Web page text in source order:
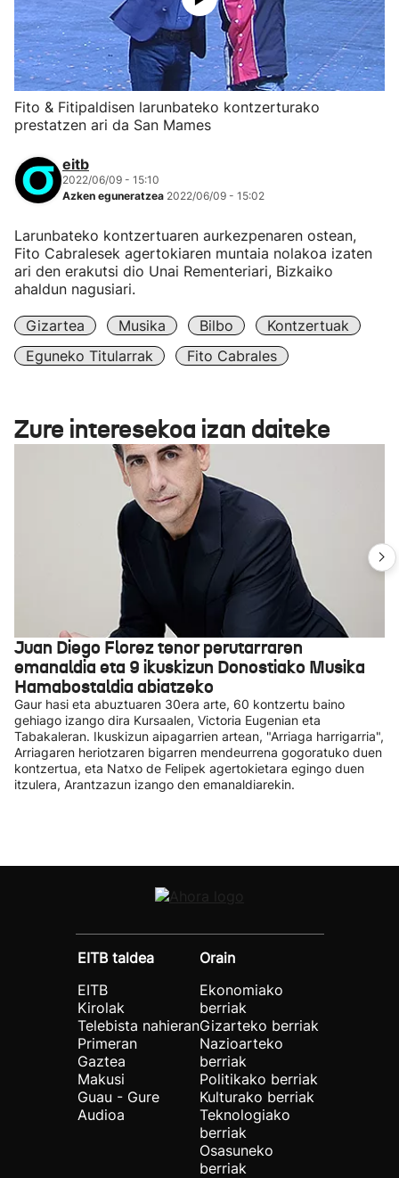
Fito & Fitipaldisen larunbateko kontzerturako
prestatzen ari da San Mames
eitb
2022/06/09 - 15:10
Azken eguneratzea 2022/06/09 - 15:02
Larunbateko kontzertuaren aurkezpenaren ostean,
Fito Cabralesek agertokiaren muntaia nolakoa izaten
ari den erakutsi dio Unai Rementeriari, Bizkaiko
ahaldun nagusiari.
Gizartea Musika Bilbo
Kontzertuak
Eguneko Titularrak
Fito Cabrales
Zure interesekoa izan daiteke
Juan Diego Florez tenor perutarraren
emanaldia eta 9 ikuskizun Donostiako Musika
Hamabostaldia abiatzeko
Gaur hasi eta abuztuaren 30era arte, 60 kontzertu baino
gehiago izango dira Kursaalen, Victoria Eugenian eta
Tabakaleran. Ikuskizun aipagarrien artean, "Arriaga harrigarria",
Arriagaren heriotzaren bigarren mendeurrena gogoratuko duen
kontzertua, eta Natxo de Felipek agertokietara egingo duen
itzulera, Arantzazun izango den emanaldiarekin.
EITB taldea
EITB
Kirolak
Telebista nahieran
Primeran
Gaztea
Makusi
Guau - Gure
Audioa
Orain
Ekonomiako
berriak
Gizarteko berriak
Nazioarteko
berriak
Politikako berriak
Kulturako berriak
Teknologiako
berriak
Osasuneko
berriak